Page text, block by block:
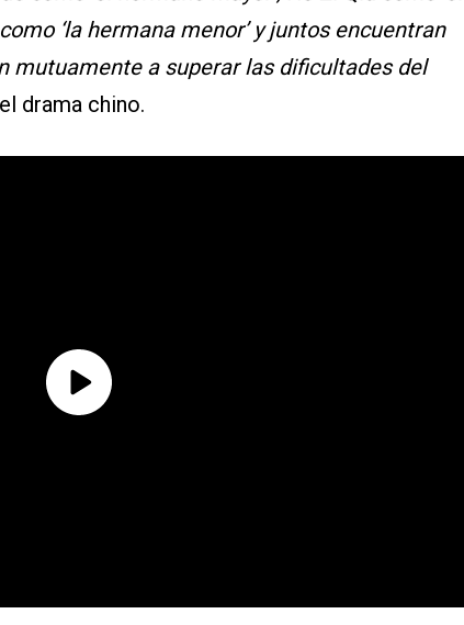
‘la hermana menor’ y juntos encuentran
mutuamente a superar las dificultades del
drama chino.